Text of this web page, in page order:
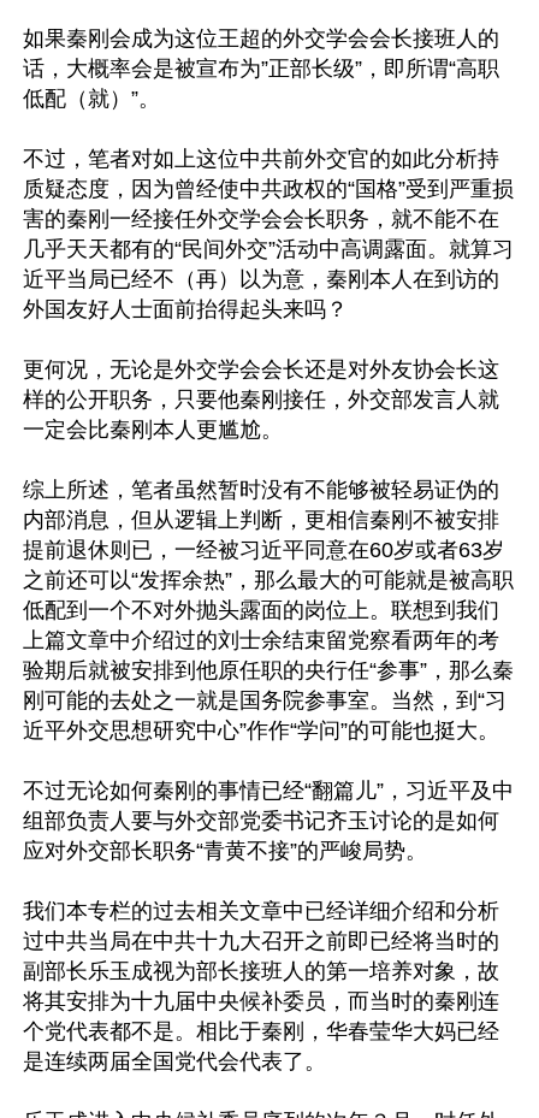
如果秦刚会成为这位王超的外交学会会长接班人的
话，大概率会是被宣布为”正部长级”，即所谓“高职
低配（就）”。
不过，笔者对如上这位中共前外交官的如此分析持
质疑态度，因为曾经使中共政权的“国格”受到严重损
害的秦刚一经接任外交学会会长职务，就不能不在
几乎天天都有的“民间外交”活动中高调露面。就算习
近平当局已经不（再）以为意，秦刚本人在到访的
外国友好人士面前抬得起头来吗？
更何况，无论是外交学会会长还是对外友协会长这
样的公开职务，只要他秦刚接任，外交部发言人就
一定会比秦刚本人更尴尬。
综上所述，笔者虽然暂时没有不能够被轻易证伪的
内部消息，但从逻辑上判断，更相信秦刚不被安排
提前退休则已，一经被习近平同意在60岁或者63岁
之前还可以“发挥余热”，那么最大的可能就是被高职
低配到一个不对外抛头露面的岗位上。联想到我们
上篇文章中介绍过的刘士余结束留党察看两年的考
验期后就被安排到他原任职的央行任“参事”，那么秦
刚可能的去处之一就是国务院参事室。当然，到“习
近平外交思想研究中心”作作“学问”的可能也挺大。
不过无论如何秦刚的事情已经“翻篇儿”，习近平及中
组部负责人要与外交部党委书记齐玉讨论的是如何
应对外交部长职务“青黄不接”的严峻局势。
我们本专栏的过去相关文章中已经详细介绍和分析
过中共当局在中共十九大召开之前即已经将当时的
副部长乐玉成视为部长接班人的第一培养对象，故
将其安排为十九届中央候补委员，而当时的秦刚连
个党代表都不是。相比于秦刚，华春莹华大妈已经
是连续两届全国党代会代表了。